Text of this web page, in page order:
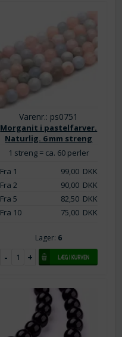
Varenr.: ps0751
Morganit i pastelfarver.
Naturlig. 6 mm streng
1 streng = ca. 60 perler
Fra 1
99,00DKK
Fra 2
90,00DKK
Fra 5
82,50DKK
Fra 10
75,00DKK
Lager: 6